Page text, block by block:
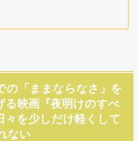
の「ままならなさ」を
る映画『夜明けのすべ
々を少しだけ軽くして
ない